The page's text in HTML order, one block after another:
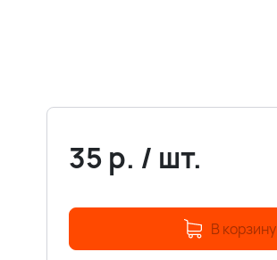
35 р. / шт.
В корзину